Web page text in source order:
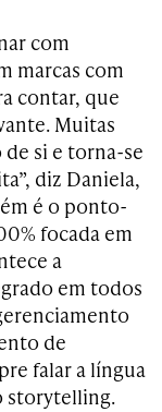
com
marcas com
contar, que
Muitas
de si e torna-se
diz Daniela,
é o ponto-
focada em
a
em todos
de
falar a língua
storytelling.